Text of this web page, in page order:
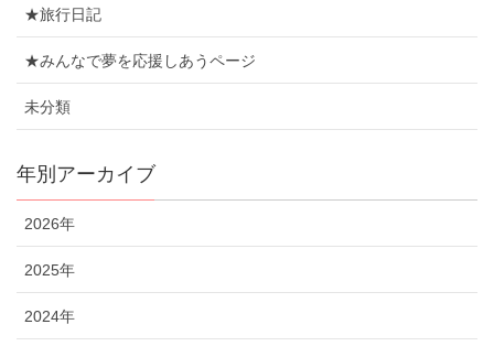
★旅行日記
★みんなで夢を応援しあうページ
未分類
年別アーカイブ
2026年
2025年
2024年